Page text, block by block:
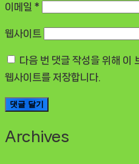
이메일 *
웹사이트
다음 번 댓글 작성을 위해 이
웹사이트를 저장합니다.
Archives